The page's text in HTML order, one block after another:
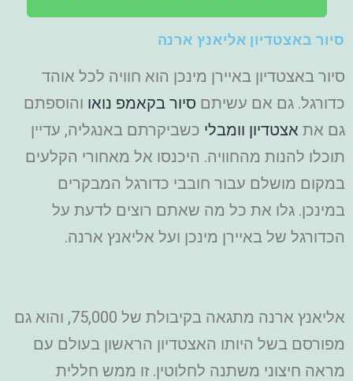
סיור באצטדיון אליאנץ ארנה
סיור באצטדיון באיירן מינכן הוא חוויה לכל אוהד
כדורגל. גם אם עשיתם סיור בקאמפ נואו והוספתם
גם את אצטדיון וומבלי כשביקרתם באנגליה, עדיין
תוכלו להנות מהחוויה. היכנסו אל מאחורי הקלעים
במקום מושלם עבור חובבי כדורגל המבקרים
במינכן. גלו את כל מה שאתם רוצים לדעת על
הכדורגל של באיירן מינכן ועל אליאנץ ארנה.
אליאנץ ארנה מתגאה בקיבולת של 75,000, והוא גם
מפורסם בשל היותו האצטדיון הראשון בעולם עם
מראה חיצוני משתנה לחלוטין. זו ממש חללית